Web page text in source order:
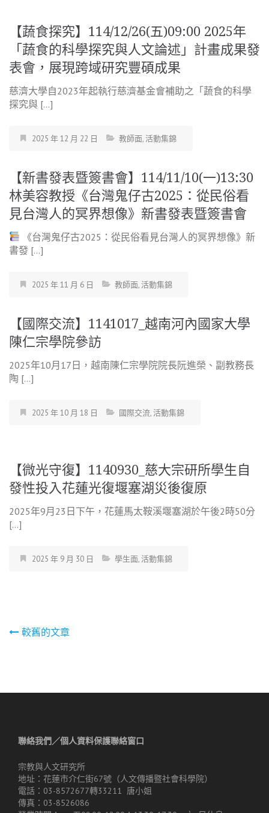
【蔬食探究】114/12/26(五)09:00 2025年
「蔬食的科學探究與人文論述」計畫成果發
表會，展現跨域研究豐碩成果
慈濟大學自2023年起執行慈濟基金會補助之「蔬食的科學
探究與 […]
2025 年 12 月 22 日 教師面,活動集錦
【新書發表暨簽書會】114/11/10(一)13:30
林美容教授《台灣鬼仔古2025：從民俗看
見台灣人的冥界想像》新書發表暨簽書會
《台灣鬼仔古2025：從民俗看見台灣人的冥界想像》新
書發 […]
2025 年 11 月 6 日 教師面,活動集錦
【國際交流】1141017_越南河內國家大學
陳仁宗學院參訪
2025年10月17日，越南陳仁宗學院院長阮進榮、副教務長
陶 […]
2025 年 10 月 18 日 國際交流,活動集錦
【微光守復】1140930_慈大宗研所學生自
發性投入花蓮光復堰塞湖災後復原
2025年9月23日下午，花蓮馬太鞍溪堰塞湖於午後2時50分
[…]
2025 年 9 月 30 日 學生面,活動集錦
文
覽
較舊的文章
聯絡我們／個人資料保護聯絡窗口
宗教與人文研究所
地址：花蓮市介仁街67號（人文傳播暨社會科學院）
電話：03-8572677轉33211 唐小姐
傳真：03-8526086